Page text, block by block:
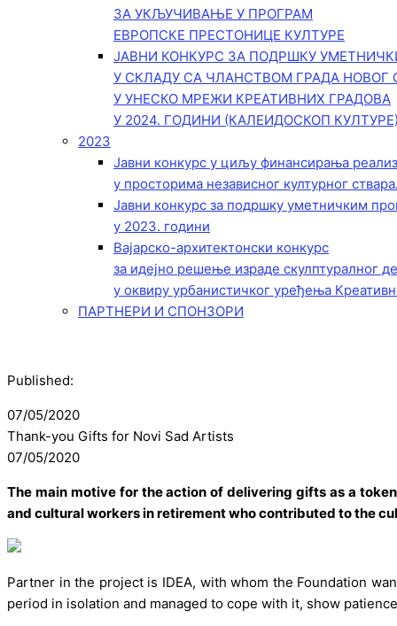
ЗА УКЉУЧИВАЊЕ У ПРОГРАМ
ЕВРОПСКЕ ПРЕСТОНИЦЕ КУЛТУРЕ
ЈАВНИ КОНКУРС ЗА ПОДРШКУ
У СКЛАДУ СА ЧЛАНСТВОМ ГРАДА НОВОГ
У УНЕСКО МРЕЖИ КРЕАТИВНИХ ГРАДОВА
У 2024. ГОДИНИ (КАЛЕИДОСКОП КУЛТУРЕ)
2023
Јавни конкурс у циљу финансирања
у просторима независног културног
Јавни конкурс за подршку уметничким
у 2023. години
Вајарско-архитектонски конкурс
за идејно решење израде скулптуралног
у оквиру урбанистичког уређења
ПАРТНЕРИ И СПОНЗОРИ
Published:
07/05/2020
Thank-you Gifts for Novi Sad Artists
07/05/2020
The main motive for the action of delivering gifts as a
and cultural workers in retirement who contributed to the
Partner in the project is IDEA, with whom the Foundation
period in isolation and managed to cope with it, show